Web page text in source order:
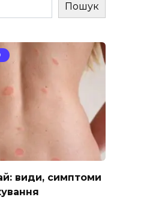
Пошук
види, симптоми